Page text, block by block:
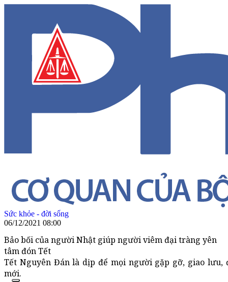
Sức khỏe - đời sống
06/12/2021 08:00
Bảo bối của người Nhật giúp người viêm đại tràng yên
tâm đón Tết
Tết Nguyên Đán là dịp để mọi người gặp gỡ, giao lưu,
mới.